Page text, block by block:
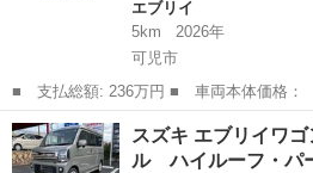
エブリイ
5km
2026年
可児市
■ 支払総額: 236万円 ■ 車両本体価格： 2,260,000 円 ■ メーカー
名： スズキ ■ 車種名： エブリイワ
ターボスペシャル ハイルーフ／４ＷＤ／
レーキサポ...
岐阜 可児市 エブリイ
スズキ エブリイワ
ル ハイルーフ・パ